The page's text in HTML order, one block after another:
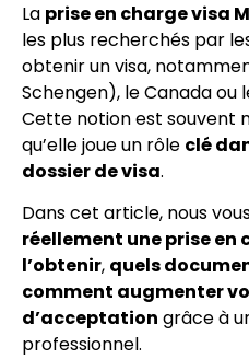
La prise en charge visa
les plus recherchés par
obtenir un visa,
Schengen), le Canada ou
Cette notion est souvent
qu’elle joue un rôle clé
dossier de visa.
Dans cet article, nous
réellement une prise en
l’obtenir, quels
comment augmenter
d’acceptation grâce à
professionnel.